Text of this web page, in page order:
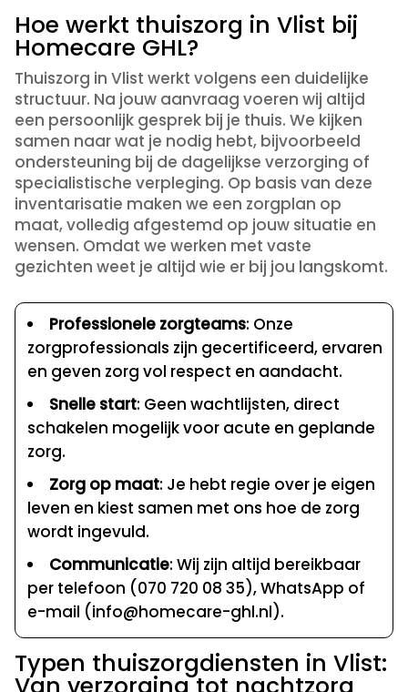
Hoe werkt thuiszorg in Vlist bij
Homecare GHL?
Thuiszorg in Vlist werkt volgens een duidelijke
structuur. Na jouw aanvraag voeren wij altijd
een persoonlijk gesprek bij je thuis. We kijken
samen naar wat je nodig hebt, bijvoorbeeld
ondersteuning bij de dagelijkse verzorging of
specialistische verpleging. Op basis van deze
inventarisatie maken we een zorgplan op
maat, volledig afgestemd op jouw situatie en
wensen. Omdat we werken met vaste
gezichten weet je altijd wie er bij jou langskomt.
Professionele zorgteams: Onze
zorgprofessionals zijn gecertificeerd, ervaren
en geven zorg vol respect en aandacht.
Snelle start: Geen wachtlijsten, direct
schakelen mogelijk voor acute en geplande
zorg.
Zorg op maat: Je hebt regie over je eigen
leven en kiest samen met ons hoe de zorg
wordt ingevuld.
Communicatie: Wij zijn altijd bereikbaar
per telefoon (070 720 08 35), WhatsApp of
e-mail (info@homecare-ghl.nl).
Typen thuiszorgdiensten in Vlist: